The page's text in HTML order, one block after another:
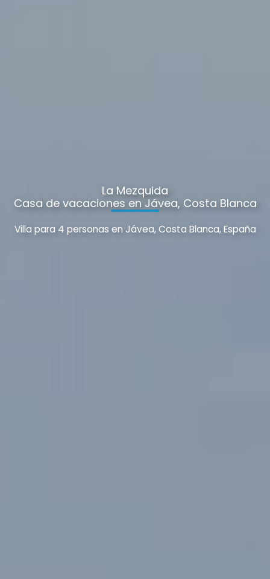
La Mezquida
Casa de vacaciones en Jávea, Costa Blanca
Villa para 4 personas en Jávea, Costa Blanca, España